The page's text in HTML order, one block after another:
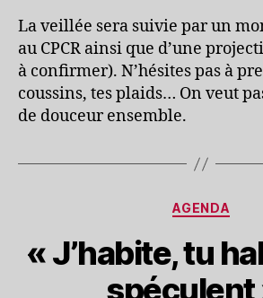
La veillée sera suivie par un
au CPCR ainsi que d’une
à confirmer). N’hésites pas à
coussins, tes plaids… On veut
de douceur ensemble.
AGENDA
« J’habite, tu
spéculent